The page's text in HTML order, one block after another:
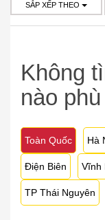
SẮP XẾP THEO
Không
nào
Toàn Quốc Hà
Điện Biên Vĩnh
TP Thái Nguyên